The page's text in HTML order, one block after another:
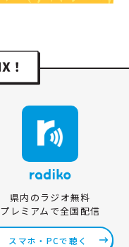
県内のラジオ無料
プレミアムで全国配信
スマホ・PCで聴く